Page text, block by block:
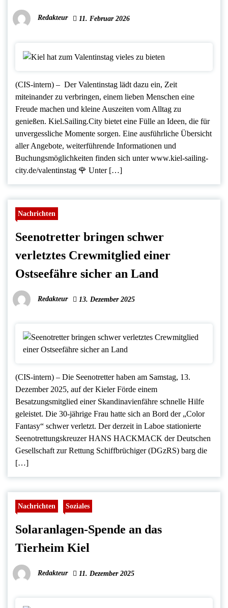
Redakteur 11. Februar 2026
(CIS-intern) – Der Valentinstag lädt dazu ein, Zeit
miteinander zu verbringen, einem lieben Menschen eine
Freude machen und kleine Auszeiten vom Alltag zu
genießen. Kiel.Sailing.City bietet eine Fülle an Ideen, die für
unvergessliche Momente sorgen. Eine ausführliche Übersicht
aller Angebote, weiterführende Informationen und
Buchungsmöglichkeiten finden sich unter www.kiel-sailing-
city.de/valentinstag 🌹 Unter […]
Nachrichten
Seenotretter bringen schwer
verletztes Crewmitglied einer
Ostseefähre sicher an Land
Redakteur 13. Dezember 2025
(CIS-intern) – Die Seenotretter haben am Samstag, 13.
Dezember 2025, auf der Kieler Förde einem
Besatzungsmitglied einer Skandinavienfähre schnelle Hilfe
geleistet. Die 30-jährige Frau hatte sich an Bord der „Color
Fantasy“ schwer verletzt. Der derzeit in Laboe stationierte
Seenotrettungskreuzer HANS HACKMACK der Deutschen
Gesellschaft zur Rettung Schiffbrüchiger (DGzRS) barg die
[…]
Nachrichten Soziales
Solaranlagen-Spende an das
Tierheim Kiel
Redakteur 11. Dezember 2025